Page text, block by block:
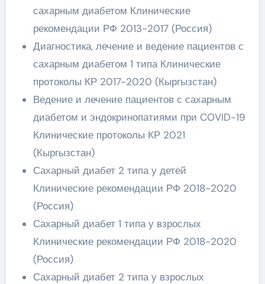
сахарным диабетом Клинические
рекомендации РФ 2013-2017 (Россия)
Диагностика, лечение и ведение пациентов с
сахарным диабетом 1 типа Клинические
протоколы КР 2017-2020 (Кыргызстан)
Ведение и лечение пациентов с сахарным
диабетом и эндокринопатиями при COVID-19
Клинические протоколы КР 2021
(Кыргызстан)
Сахарный диабет 2 типа у детей
Клинические рекомендации РФ 2018-2020
(Россия)
Сахарный диабет 1 типа у взрослых
Клинические рекомендации РФ 2018-2020
(Россия)
Сахарный диабет 2 типа у взрослых